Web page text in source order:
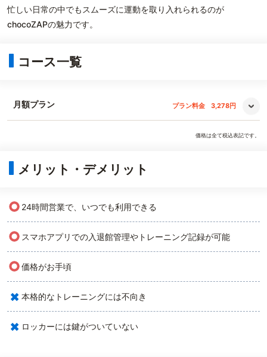
忙しい日常の中でもスムーズに運動を取り入れられるのが
chocoZAPの魅力です。
コース一覧
月額プラン プラン料金 3,278円
価格は全て税込表記です。
メリット・デメリット
○ 24時間営業で、いつでも利用できる
○ スマホアプリでの入退館管理やトレーニング記録が可能
○価格がお手頃
× 本格的なトレーニングには不向き
× ロッカーには鍵がついていない